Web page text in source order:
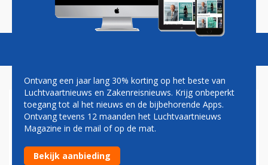
Magazine Podcasts Vacatures
VIETJET BEZEGELT
MONSTERBESTELLING VOOR
BOEING 737 MAX
Ontvang een jaar lang 30% korting op het beste van
Luchtvaartnieuws en Zakenreisnieuws. Krijg onbeperkt
toegang tot al het nieuws en de bijbehorende Apps.
Ontvang tevens 12 maanden het Luchtvaartnieuws
Magazine in de mail of op de mat.
Bekijk aanbieding